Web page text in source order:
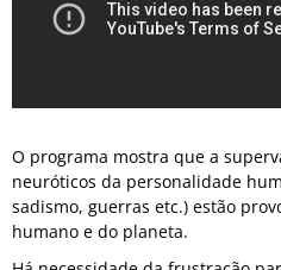
O programa mostra que a
neuróticos da personalidade
sadismo, guerras etc.) estão
humano e do planeta.